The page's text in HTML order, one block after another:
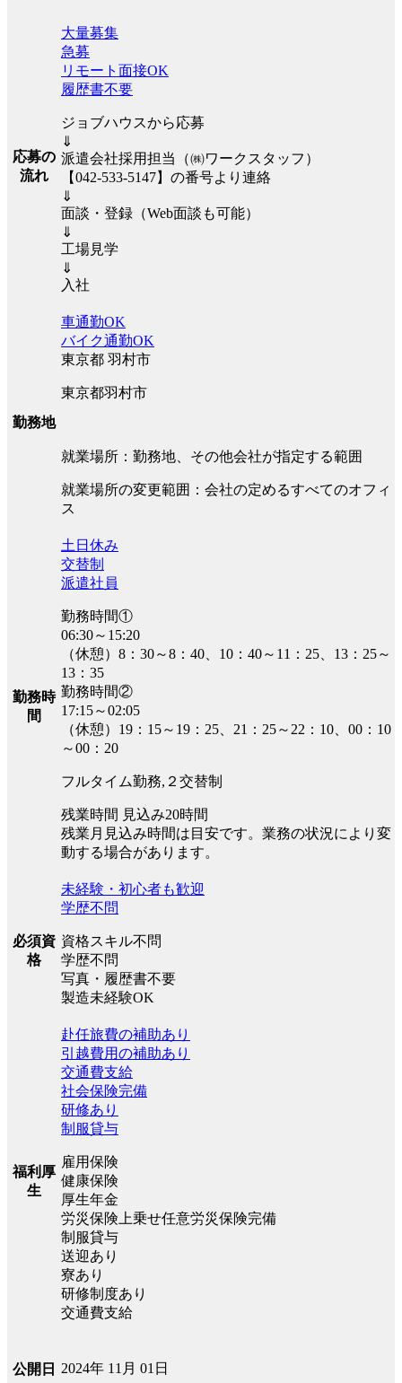
応募の
流れ
大量募集
急募
リモート面接OK
履歴書不要
ジョブハウスから応募
⇓
派遣会社採用担当（㈱ワークスタッフ）
【042-533-5147】の番号より連絡
⇓
面談・登録（Web面談も可能）
⇓
工場見学
⇓
入社
勤務地
車通勤OK
バイク通勤OK
東京都 羽村市
東京都羽村市
就業場所：勤務地、その他会社が指定する範囲
就業場所の変更範囲：会社の定めるすべてのオフィ
ス
勤務時
間
土日休み
交替制
派遣社員
勤務時間①
06:30～15:20
（休憩）8：30～8：40、10：40～11：25、13：25～
13：35
勤務時間②
17:15～02:05
（休憩）19：15～19：25、21：25～22：10、00：10
～00：20
フルタイム勤務,２交替制
残業時間 見込み20時間
残業月見込み時間は目安です。業務の状況により変
動する場合があります。
必須資
格
未経験・初心者も歓迎
学歴不問
資格スキル不問
学歴不問
写真・履歴書不要
製造未経験OK
福利厚
生
赴任旅費の補助あり
引越費用の補助あり
交通費支給
社会保険完備
研修あり
制服貸与
雇用保険
健康保険
厚生年金
労災保険上乗せ任意労災保険完備
制服貸与
送迎あり
寮あり
研修制度あり
交通費支給
公開日 2024年 11月 01日